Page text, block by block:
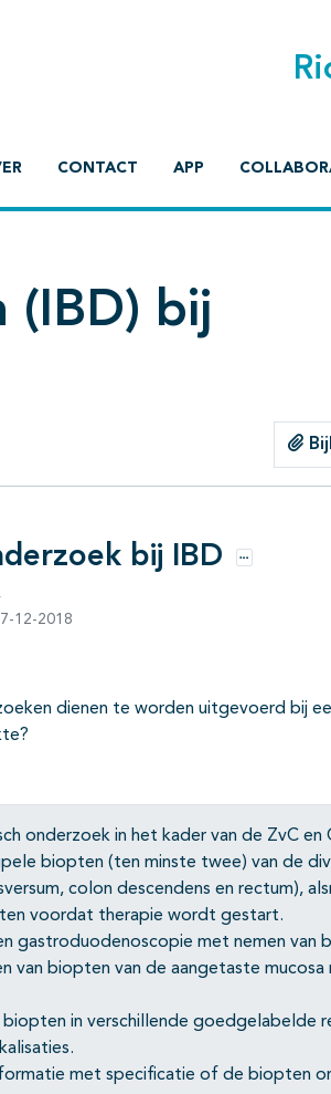
CONTACT APP
(IBD) bij
bij IBD Opties
12-2018
dienen te worden uitgevoerd bij
onderzoek in het kader van de ZvC en
biopten (ten minste twee) van de
colon descendens en rectum),
voordat therapie wordt gestart.
gastroduodenoscopie met nemen van
van biopten van de aangetaste
in verschillende goedgelabelde
met specificatie of de biopten